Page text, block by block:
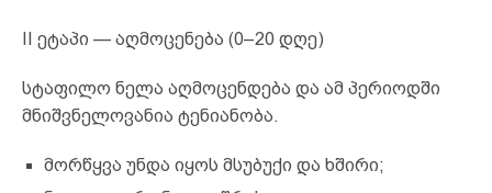
II ეტაპი — აღმოცენება (0–20 დღე)
სტაფილო ნელა აღმოცენდება და ამ პერიოდში
მნიშვნელოვანია ტენიანობა.
მორწყვა უნდა იყოს მსუბუქი და ხშირი;